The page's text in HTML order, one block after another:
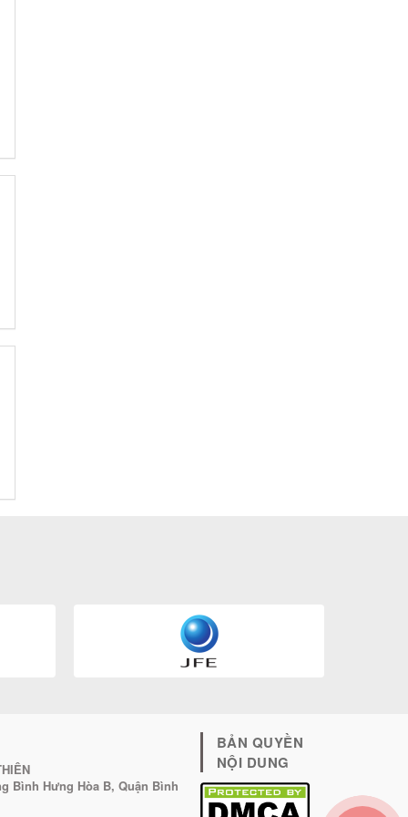
Bình Hưng Hòa B, Quận Bình
BẢN QUYỀN
NỘI DUNG